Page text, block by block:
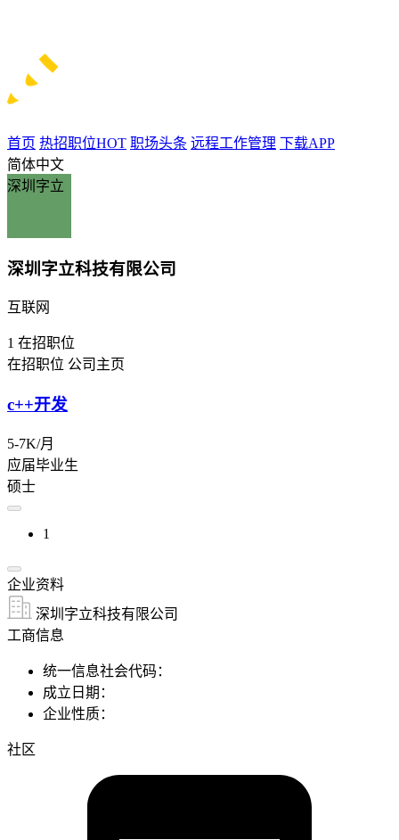
首页 热招职位HOT 职场头条 远程工作管理 下载APP
简体中文
深圳字立
深圳字立科技有限公司
互联网
1 在招职位
在招职位 公司主页
c++开发
5-7K/月
应届毕业生
硕士
1
企业资料
深圳字立科技有限公司
工商信息
统一信息社会代码：
成立日期：
企业性质：
社区